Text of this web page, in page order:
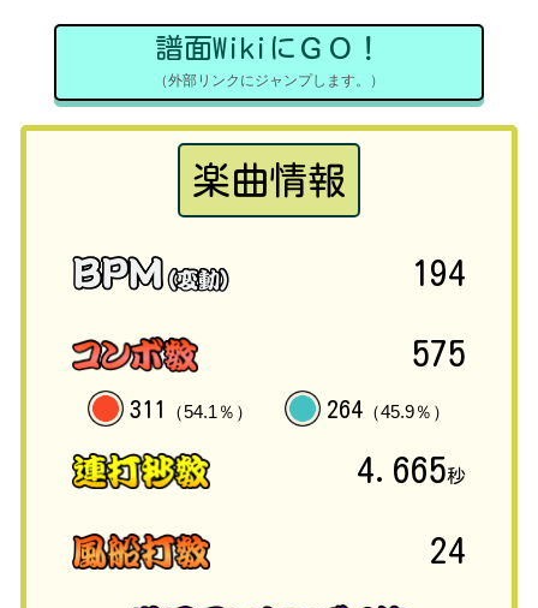
譜面WikiにＧＯ！
（外部リンクにジャンプします。）
楽曲情報
194
575
311 （54.1％） 264（45.9％）
4.665秒
24